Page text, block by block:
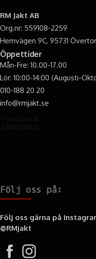
RM Jakt AB
Org.nr: 559108-2259
Hemvägen 9C, 95731
Öppettider
Mån-Fre: 10.00-17.00
Lör: 10:00-14:00 (Augusti-
010-188 20 20
info@rmjakt.se
Följ oss på:
Följ oss gärna på
@RMjakt